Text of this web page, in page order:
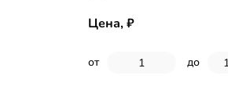
Цена,
от до